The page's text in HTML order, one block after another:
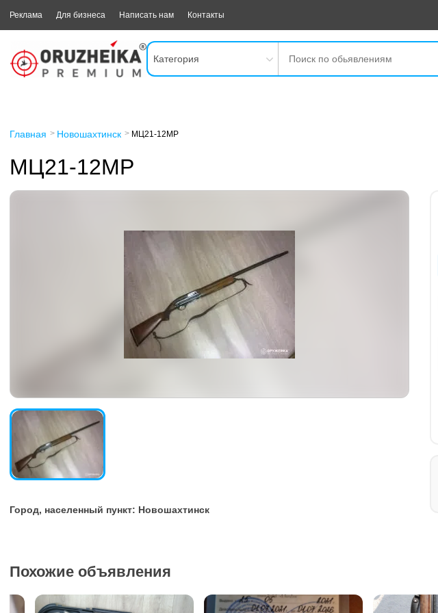
Реклама Для бизнеса Написать нам Контакты
Категория
Главная Новошахтинск МЦ21-12МР
МЦ21-12МР
Город, населенный пункт: Новошахтинск
Похожие объявления